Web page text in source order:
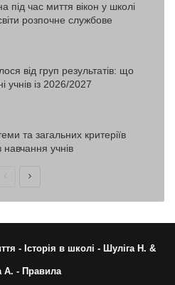
під час миття вікон у школі
розпочне службове
від груп результатів: що
учнів із 2026/2027
та загальних критеріїв
навчання учнів
ПопередняНаступна
- Історія в школі - Шуліга Н. &
А. - Правила